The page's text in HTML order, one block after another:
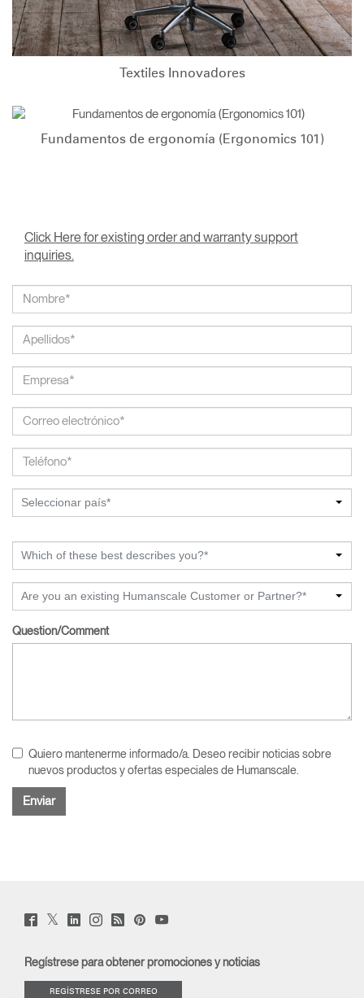
Textiles Innovadores
Fundamentos de ergonomía (Ergonomics 101)
Click Here for existing order and warranty support
inquiries.
Seleccionar país*
Which of these best describes you?*
Are you an existing Humanscale Customer or Partner?*
Question/Comment
Quiero mantenerme informado/a. Deseo recibir noticias sobre
nuevos productos y ofertas especiales de Humanscale.
Facebook
(opens
Twitter
(opens
LinkedIn
(opens
Instagram
(opens
Humanscale
Blog
window)
PinterstYouTube
Regístrese para obtener promociones y noticias
REGÍSTRESE POR CORREO